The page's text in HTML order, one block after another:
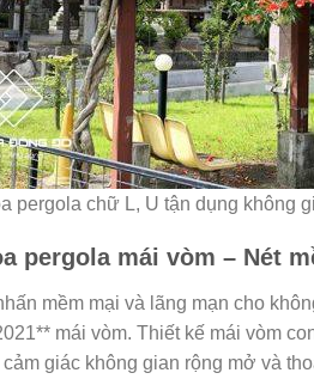
pergola chữ L, U tận dụng không
pergola mái vòm – Nét
mềm mại và lãng mạn cho
mái vòm. Thiết kế mái vòm
giác không gian rộng mở và